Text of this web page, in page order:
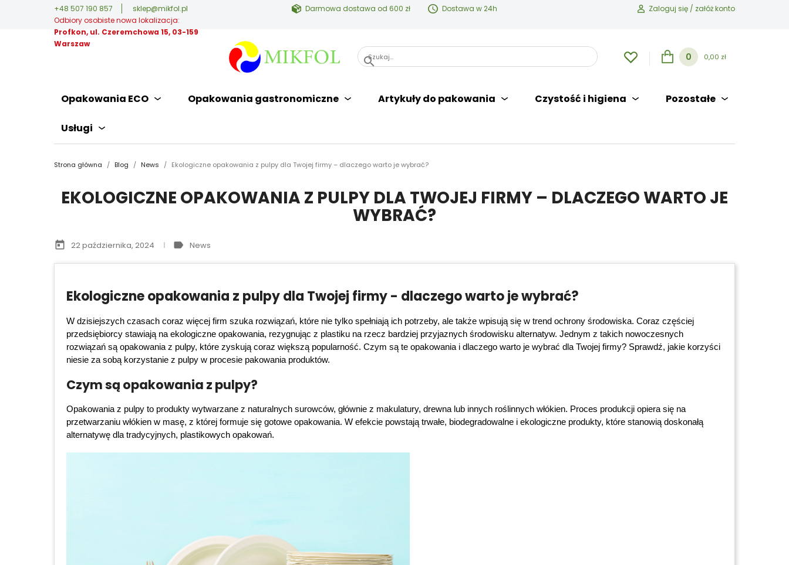
+48 507 190 857
sklep@mikfol.pl
Odbiory osobiste nowa lokalizacja:
Profkon, ul. Czeremchowa 15, 03-159
Warszaw
Darmowa dostawa od 600 zł Dostawa w 24h Zaloguj się / załóż konto
search 0 0,00 zł
Opakowania ECO Opakowania gastronomiczne Artykuły do pakowania Czystość i higiena Pozostałe
Usługi
Strona główna Blog News Ekologiczne opakowania z pulpy dla Twojej firmy – dlaczego warto je wybrać?
EKOLOGICZNE OPAKOWANIA Z PULPY DLA TWOJEJ FIRMY – DLACZEGO WARTO JE
WYBRAĆ?
today 22 października, 2024 label News
Ekologiczne opakowania z pulpy dla Twojej firmy - dlaczego warto je wybrać?
W dzisiejszych czasach coraz więcej firm szuka rozwiązań, które nie tylko spełniają ich potrzeby, ale także wpisują się w trend ochrony środowiska. Coraz częściej
przedsiębiorcy stawiają na ekologiczne opakowania, rezygnując z plastiku na rzecz bardziej przyjaznych środowisku alternatyw. Jednym z takich nowoczesnych
rozwiązań są opakowania z pulpy, które zyskują coraz większą popularność. Czym są te opakowania i dlaczego warto je wybrać dla Twojej firmy? Sprawdź, jakie korzyści
niesie za sobą korzystanie z pulpy w procesie pakowania produktów.
Czym są opakowania z pulpy?
Opakowania z pulpy to produkty wytwarzane z naturalnych surowców, głównie z makulatury, drewna lub innych roślinnych włókien. Proces produkcji opiera się na
przetwarzaniu włókien w masę, z której formuje się gotowe opakowania. W efekcie powstają trwałe, biodegradowalne i ekologiczne produkty, które stanowią doskonałą
alternatywę dla tradycyjnych, plastikowych opakowań.